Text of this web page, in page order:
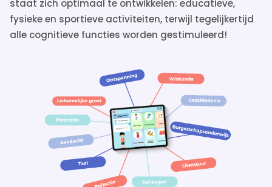
staat zich optimaal te ontwikkelen: educatieve,
fysieke en sportieve activiteiten, terwijl tegelijkertijd
alle cognitieve functies worden gestimuleerd!